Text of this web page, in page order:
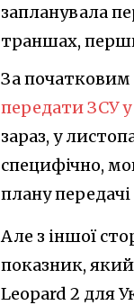
запланувала
траншах,
За початковим
передати ЗСУ у
зараз, у
специфічно,
плану
Але з іншої
показник,
Leopard 2 для